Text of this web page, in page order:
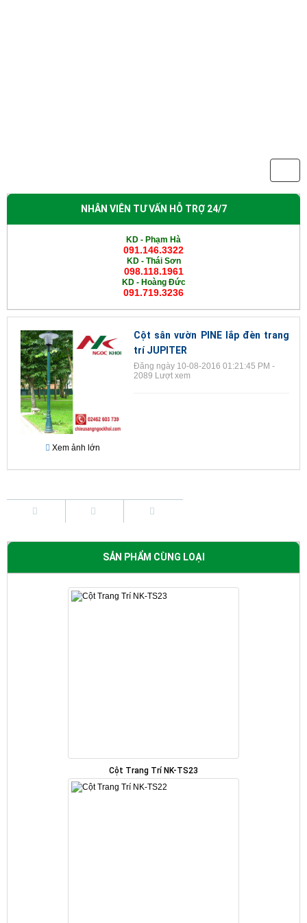
NHÂN VIÊN TƯ VẤN HỖ TRỢ 24/7
KD - Phạm Hà
091.146.3322
KD - Thái Sơn
098.118.1961
KD - Hoàng Đức
091.719.3236
Xem ảnh lớn
Cột sân vườn PINE lắp đèn trang
trí JUPITER
Đăng ngày 10-08-2016 01:21:45 PM -
2089 Lượt xem
SẢN PHẨM CÙNG LOẠI
Cột Trang Trí NK-TS23